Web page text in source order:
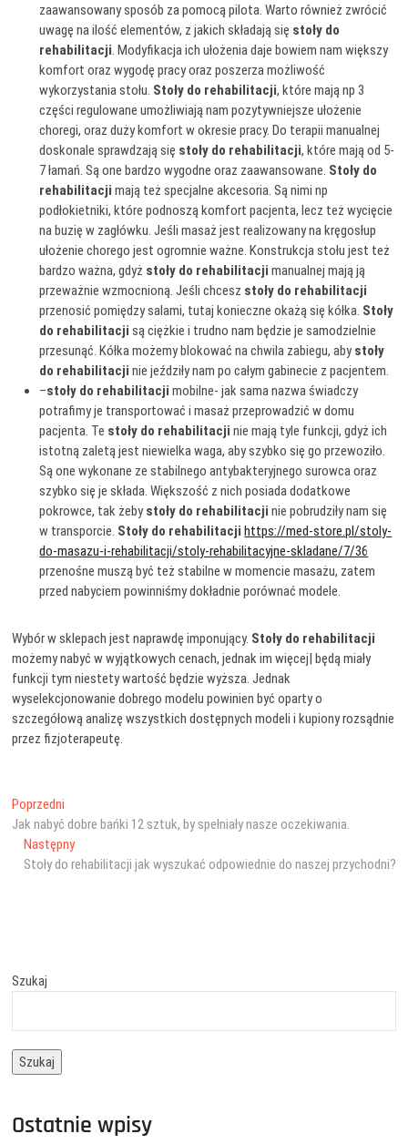
zaawansowany sposób za pomocą pilota. Warto również zwrócić
uwagę na ilość elementów, z jakich składają się stoły do
rehabilitacji. Modyfikacja ich ułożenia daje bowiem nam większy
komfort oraz wygodę pracy oraz poszerza możliwość
wykorzystania stołu. Stoły do rehabilitacji, które mają np 3
części regulowane umożliwiają nam pozytywniejsze ułożenie
choregi, oraz duży komfort w okresie pracy. Do terapii manualnej
doskonale sprawdzają się stoły do rehabilitacji, które mają od 5-
7 łamań. Są one bardzo wygodne oraz zaawansowane. Stoły do
rehabilitacji mają też specjalne akcesoria. Są nimi np
podłokietniki, które podnoszą komfort pacjenta, lecz też wycięcie
na buzię w zagłówku. Jeśli masaż jest realizowany na kręgosłup
ułożenie chorego jest ogromnie ważne. Konstrukcja stołu jest też
bardzo ważna, gdyż stoły do rehabilitacji manualnej mają ją
przeważnie wzmocnioną. Jeśli chcesz stoły do rehabilitacji
przenosić pomiędzy salami, tutaj konieczne okażą się kółka. Stoły
do rehabilitacji są ciężkie i trudno nam będzie je samodzielnie
przesunąć. Kółka możemy blokować na chwila zabiegu, abystoły
do rehabilitacji nie jeździły nam po całym gabinecie z pacjentem.
–stoły do rehabilitacji mobilne- jak sama nazwa świadczy
potrafimy je transportować i masaż przeprowadzić w domu
pacjenta. Te stoły do rehabilitacji nie mają tyle funkcji, gdyż ich
istotną zaletą jest niewielka waga, aby szybko się go przewoziło.
Są one wykonane ze stabilnego antybakteryjnego surowca oraz
szybko się je składa. Większość z nich posiada dodatkowe
pokrowce, tak żebystoły do rehabilitacji nie pobrudziły nam się
w transporcie. Stoły do rehabilitacji https://med-store.pl/stoly-
do-masazu-i-rehabilitacji/stoly-rehabilitacyjne-skladane/7/36
przenośne muszą być też stabilne w momencie masażu, zatem
przed nabyciem powinniśmy dokładnie porównać modele.
Wybór w sklepach jest naprawdę imponujący. Stoły do rehabilitacji
możemy nabyć w wyjątkowych cenach, jednak im więcej| będą miały
funkcji tym niestety wartość będzie wyższa. Jednak
wyselekcjonowanie dobrego modelu powinien być oparty o
szczegółową analizę wszystkich dostępnych modeli i kupiony rozsądnie
przez fizjoterapeutę.
Nawigacja
wpisu
Poprzedni
wpis:
Jak nabyć dobre bańki 12 sztuk, by spełniały nasze oczekiwania.
NastępnyNastępny
wpis:
Stoły do rehabilitacji jak wyszukać odpowiednie do naszej przychodni?
Szukaj
Szukaj
Ostatnie wpisy